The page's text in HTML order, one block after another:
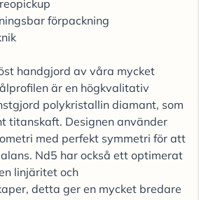
förpackning
handgjord av våra mycket
är en högkvalitativ
polykristallin diamant, som
titanskaft. Designen använder
med perfekt symmetri för att
Nd5 har också ett optimerat
linjäritet och
detta ger en mycket bredare